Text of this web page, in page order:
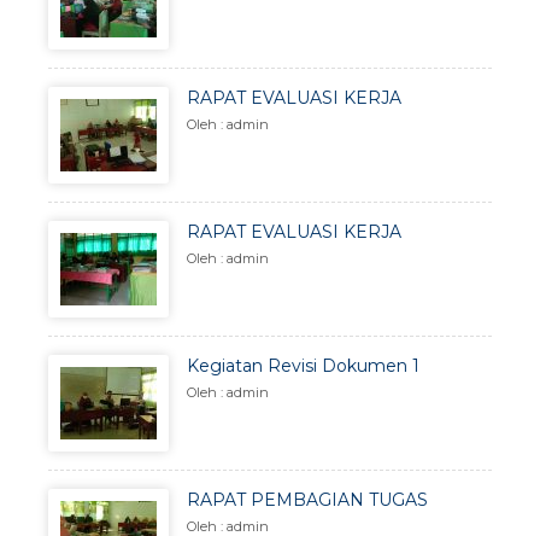
RAPAT EVALUASI KERJA
Oleh : admin
RAPAT EVALUASI KERJA
Oleh : admin
Kegiatan Revisi Dokumen 1
Oleh : admin
RAPAT PEMBAGIAN TUGAS
Oleh : admin